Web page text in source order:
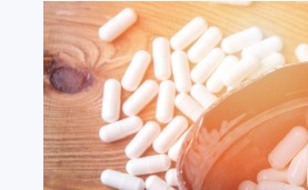
różnica. Można schudnąć i
można redukować tkankę
sylwetkę. Cała sztuka polega na
w kontrolowany sposób.